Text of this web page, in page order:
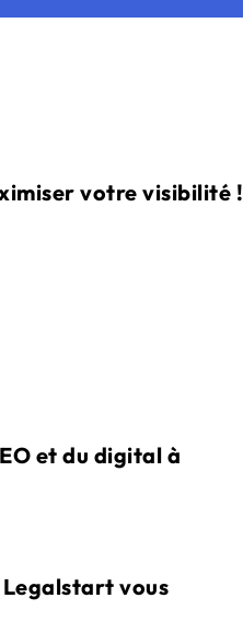
votre visibilité !
et du digital à
Legalstart vous